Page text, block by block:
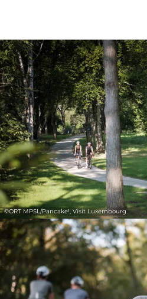
©ORT MPSL/Pancake!, Visit Luxembourg